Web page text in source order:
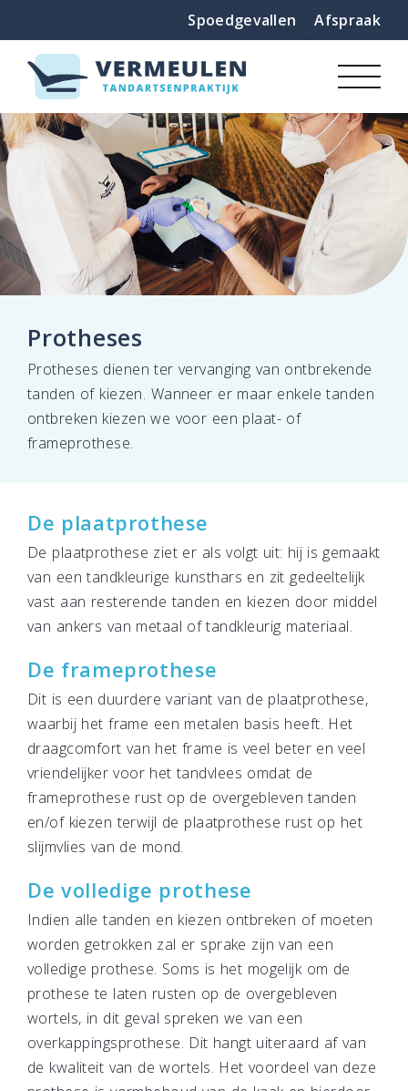
Spoedgevallen Afspraak
Over ons
Contact
Protheses
Protheses dienen ter vervanging van ontbrekende
tanden of kiezen. Wanneer er maar enkele tanden
ontbreken kiezen we voor een plaat- of
frameprothese.
De plaatprothese
De plaatprothese ziet er als volgt uit: hij is gemaakt
van een tandkleurige kunsthars en zit gedeeltelijk
vast aan resterende tanden en kiezen door middel
van ankers van metaal of tandkleurig materiaal.
De frameprothese
Dit is een duurdere variant van de plaatprothese,
waarbij het frame een metalen basis heeft. Het
draagcomfort van het frame is veel beter en veel
vriendelijker voor het tandvlees omdat de
frameprothese rust op de overgebleven tanden
en/of kiezen terwijl de plaatprothese rust op het
slijmvlies van de mond.
De volledige prothese
Indien alle tanden en kiezen ontbreken of moeten
worden getrokken zal er sprake zijn van een
volledige prothese. Soms is het mogelijk om de
prothese te laten rusten op de overgebleven
wortels, in dit geval spreken we van een
overkappingsprothese. Dit hangt uiteraard af van
de kwaliteit van de wortels. Het voordeel van deze